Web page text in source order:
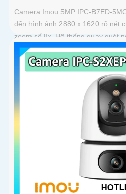
Camera Imou 5MP IPC-B7ED-
đến hình ảnh 2880 x 1620 rõ nét
zoom số 8x. Hệ thống quay quét
điểm mù